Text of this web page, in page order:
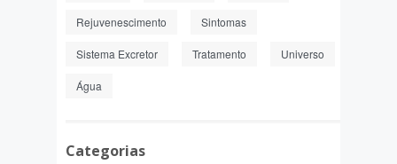
Rejuvenescimento Sintomas
Sistema Excretor Tratamento Universo
Água
Categorias